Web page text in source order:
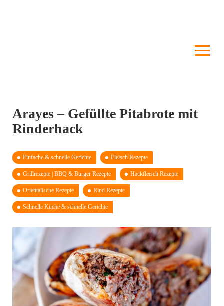
Arayes – Gefüllte Pitabrote mit
Rinderhack
Einfache & schnelle Gerichte Fleisch Rezepte
Grillrezepte | BBQ & Burger Rezepte Hackfleisch Rezepte
Orientalische Rezepte Rind Rezepte
Schnelle Küche & schnelle Gerichte